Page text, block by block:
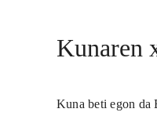
Kunaren
Kuna beti egon da